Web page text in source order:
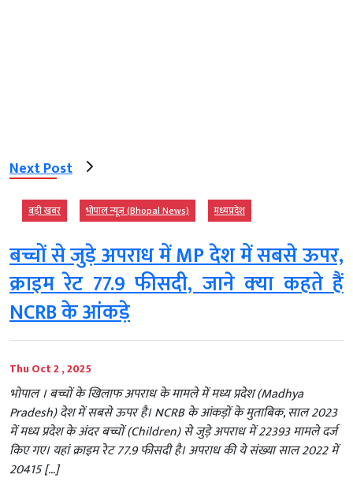
Next Post
बड़ी खबर भोपाल न्यूज़ (Bhopal News) मध्‍यप्रदेश
बच्चों से जुड़े अपराध में MP देश में सबसे ऊपर,
क्राइम रेट 77.9 फीसदी, जाने क्‍या कहते हैं
NCRB के आंकड़े
Thu Oct 2 , 2025
भोपाल । बच्चों के खिलाफ अपराध के मामले में मध्य प्रदेश (Madhya
Pradesh) देश में सबसे ऊपर है। NCRB के आंकड़ों के मुताबिक, साल 2023
में मध्य प्रदेश के अंदर बच्चों (Children) से जुड़े अपराध में 22393 मामले दर्ज
किए गए। यहां क्राइम रेट 77.9 फीसदी है। अपराध की ये संख्या साल 2022 में
20415 […]